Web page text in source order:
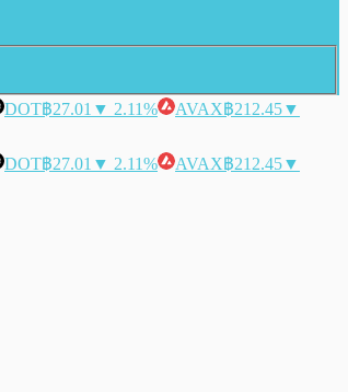
DOT฿27.01 ▼ 2.11% AVAX฿212.45▼
DOT฿27.01 ▼ 2.11% AVAX฿212.45▼